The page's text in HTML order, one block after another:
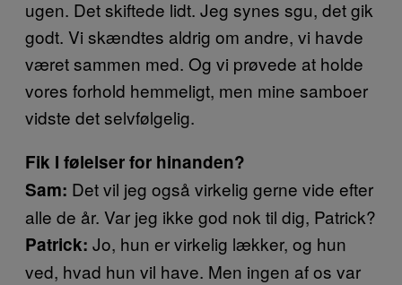
ugen. Det skiftede lidt. Jeg synes sgu, det gik
godt. Vi skændtes aldrig om andre, vi havde
været sammen med. Og vi prøvede at holde
vores forhold hemmeligt, men mine samboer
vidste det selvfølgelig.
Fik I følelser for hinanden?
Sam: Det vil jeg også virkelig gerne vide efter
alle de år. Var jeg ikke god nok til dig, Patrick?
Patrick: Jo, hun er virkelig lækker, og hun
ved, hvad hun vil have. Men ingen af os var